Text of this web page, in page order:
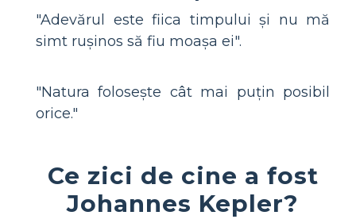
"Adevărul este fiica timpului și nu mă
simt rușinos să fiu moașa ei".
"Natura folosește cât mai puțin posibil
orice."
Ce zici de cine a fost
Johannes Kepler?